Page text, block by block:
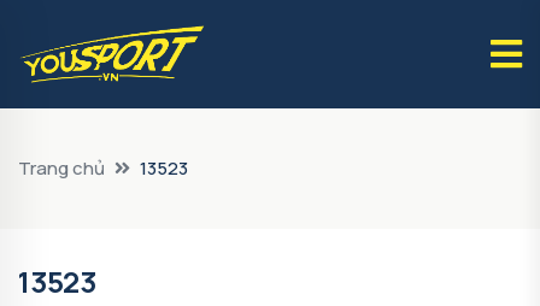
Trang chủ 13523
13523